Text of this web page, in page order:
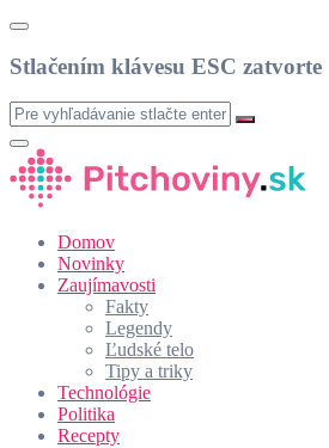
Stlačením klávesu ESC zatvorte
Domov
Novinky
Zaujímavosti
Fakty
Legendy
Ľudské telo
Tipy a triky
Technológie
Politika
Recepty